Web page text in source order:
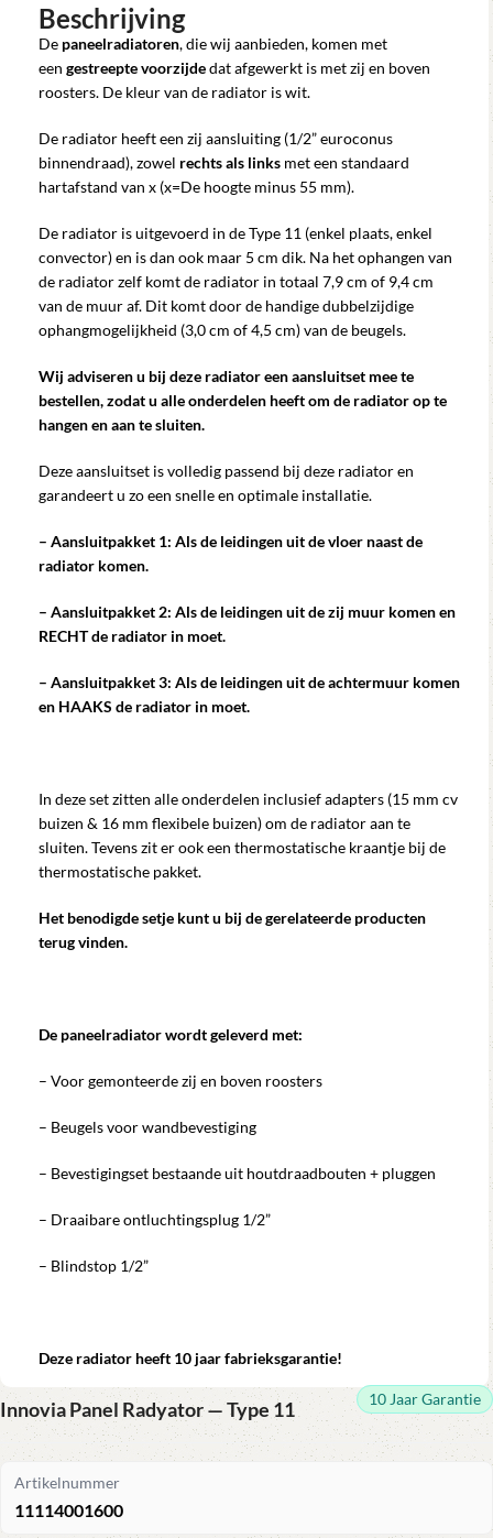
Beschrijving
De paneelradiatoren, die wij aanbieden, komen met
een gestreepte voorzijdedat afgewerkt is met zij en boven
roosters. De kleur van de radiator is wit.
De radiator heeft een zij aansluiting (1/2” euroconus
binnendraad), zowel rechts als links met een standaard
hartafstand van x (x=De hoogte minus 55 mm).
De radiator is uitgevoerd in de Type 11 (enkel plaats, enkel
convector) en is dan ook maar 5 cm dik. Na het ophangen van
de radiator zelf komt de radiator in totaal 7,9 cm of 9,4 cm
van de muur af. Dit komt door de handige dubbelzijdige
ophangmogelijkheid (3,0 cm of 4,5 cm) van de beugels.
Wij adviseren u bij deze radiator een aansluitset mee te
bestellen, zodat u alle onderdelen heeft om de radiator op te
hangen en aan te sluiten.
Deze aansluitset is volledig passend bij deze radiator en
garandeert u zo een snelle en optimale installatie.
– Aansluitpakket 1: Als de leidingen uit de vloer naast de
radiator komen.
– Aansluitpakket 2: Als de leidingen uit de zij muur komen en
RECHT de radiator in moet.
– Aansluitpakket 3: Als de leidingen uit de achtermuur komen
en HAAKS de radiator in moet.
In deze set zitten alle onderdelen inclusief adapters (15 mm cv
buizen & 16 mm flexibele buizen) om de radiator aan te
sluiten. Tevens zit er ook een thermostatische kraantje bij de
thermostatische pakket.
Het benodigde setje kunt u bij de gerelateerde producten
terug vinden.
De paneelradiator wordt geleverd met:
– Voor gemonteerde zij en boven roosters
– Beugels voor wandbevestiging
– Bevestigingset bestaande uit houtdraadbouten + pluggen
– Draaibare ontluchtingsplug 1/2”
– Blindstop 1/2”
Deze radiator heeft 10 jaar fabrieksgarantie!
Innovia Panel Radyator — Type 11 10 Jaar Garantie
Artikelnummer
11114001600